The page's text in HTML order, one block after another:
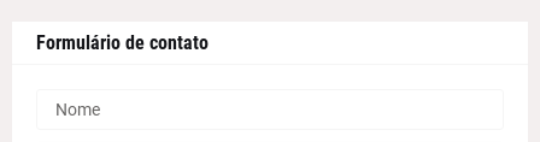
Formulário de contato